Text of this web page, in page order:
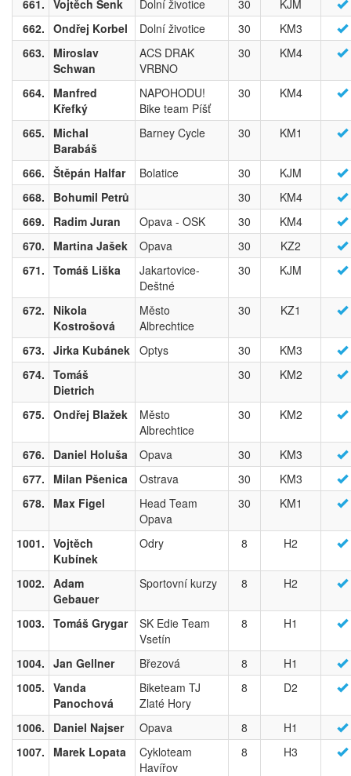
661. Vojtěch Šenk Dolní životice 30
KJM
662. Ondřej Korbel Dolní životice 30
KM3
663.
Miroslav
Schwan
ACS DRAK
VRBNO
30 KM4
664.
Manfred
Křefký
NAPOHODU!
Bike team Píšť
30 KM4
665.
Michal
Barabáš
Barney Cycle 30 KM1
666. Štěpán Halfar Bolatice 30
KJM
668.
Bohumil Petrů 30
KM4
669.
Radim Juran Opava - OSK 30
KM4
670.
Martina Jašek Opava 30
KZ2
671. Tomáš Liška
Jakartovice-
Deštné
30 KJM
672.
Nikola
Kostrošová
Město
Albrechtice
30 KZ1
673. Jirka Kubánek Optys 30
KM3
674. Tomáš
Dietrich
30 KM2
675. Ondřej Blažek
Město
Albrechtice
30 KM2
676. Daniel Holuša Opava 30
KM3
677.
Milan Pšenica Ostrava 30
KM3
678.
Max Figel
Head Team
Opava
30 KM1
1001. Vojtěch
Kubínek
Odry 8 H2
1002. Adam
Gebauer
Sportovní kurzy 8 H2
1003. Tomáš Grygar
SK Edie Team
Vsetín
8 H1
1004. Jan Gellner Březová 8
H1
1005. Vanda
Panochová
Biketeam TJ
Zlaté Hory
8 D2
1006. Daniel Najser Opava 8
H1
1007.
Marek Lopata
Cykloteam
Havířov
8 H3